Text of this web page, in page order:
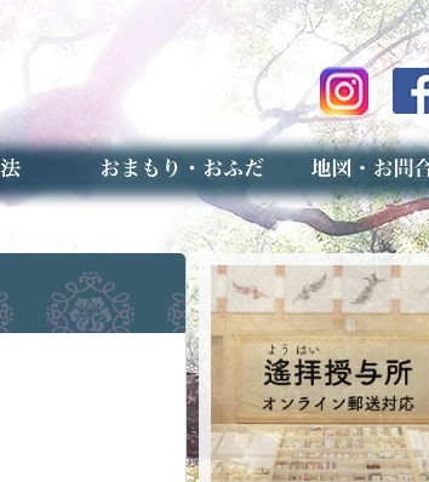
授与品のご案内
お焚き上げ（古いお守りのお取り扱い）
アクセスマップ
予約者専用フォーム（事前受付）